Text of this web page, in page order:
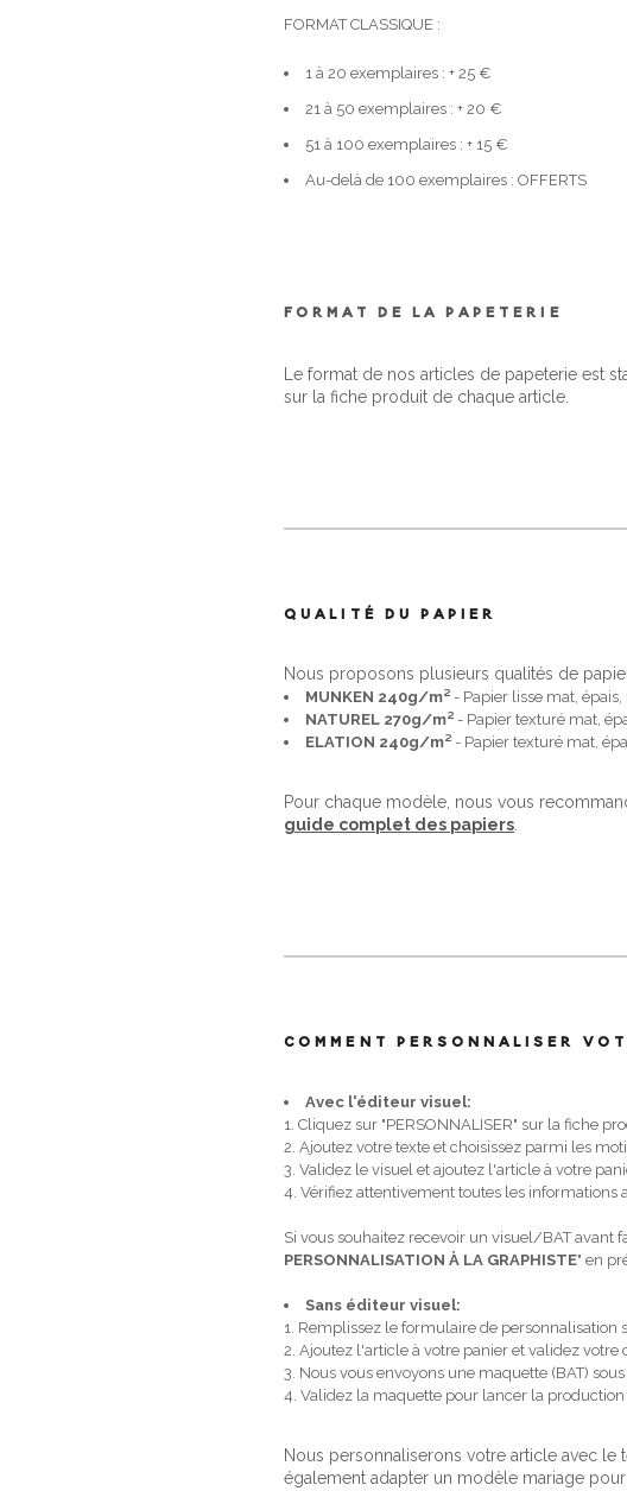
FORMAT CLASSIQUE :
1 à 20 exemplaires : + 25 €
21 à 50 exemplaires : + 20 €
51 à 100 exemplaires : + 15 €
Au-delà de 100 exemplaires : OFFERTS
FORMAT DE LA PAPETERIE
Le format de nos articles de papeterie est
sur la fiche produit de chaque article.
QUALITÉ DU PAPIER
Nous proposons plusieurs qualités de
MUNKEN 240g/m² - Papier lisse mat,
NATUREL 270g/m² - Papier texturé mat,
ELATION 240g/m² - Papier texturé mat,
Pour chaque modèle, nous vous
guide complet des papiers.
COMMENT PERSONNALISER
Avec l'éditeur visuel:
1. Cliquez sur "PERSONNALISER" sur la fiche
2. Ajoutez votre texte et choisissez parmi les
3. Validez le visuel et ajoutez l'article à votre
4. Vérifiez attentivement toutes les informations
Si vous souhaitez recevoir un visuel/BAT avant
PERSONNALISATION À LA GRAPHISTE" en
Sans éditeur visuel:
1. Remplissez le formulaire de personnalisation
2. Ajoutez l'article à votre panier et validez votre
3. Nous vous envoyons une maquette (BAT)
4. Validez la maquette pour lancer la production
Nous personnaliserons votre article avec
également adapter un modèle mariage